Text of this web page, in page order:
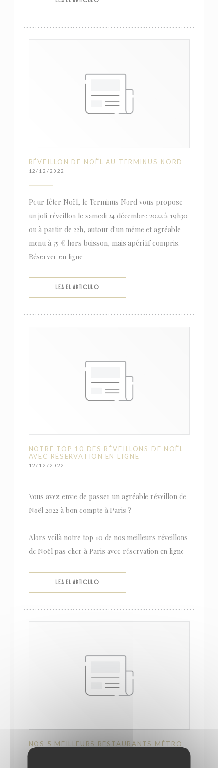
RÉVEILLON DE NOËL AU TERMINUS NORD
12/12/2022
Pour fêter Noël, le Terminus Nord vous propose
un joli réveillon le samedi 24 décembre 2022 à 19h30
ou à partir de 22h, autour d'un même et agréable
menu à 75 € hors boisson, mais apéritif compris.
Réserver en ligne
LEA EL ARTICULO((ABRE EN UNA NUEVA VENTANA))
NOTRE TOP 10 DES RÉVEILLONS DE NOËL
AVEC RÉSERVATION EN LIGNE
12/12/2022
Vous avez envie de passer un agréable réveillon de
Noël 2022 à bon compte à Paris ?
Alors voilà notre top 10 de nos meilleurs réveillons
de Noël pas cher à Paris avec réservation en ligne
LEA EL ARTICULO((ABRE EN UNA NUEVA VENTANA))
NOS 5 MEILLEURS RESTAURANTS MÉTRO
GARE DU NORD À PARIS